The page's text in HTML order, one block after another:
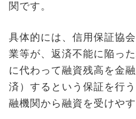
関です。
具体的には、信用保証協
業等が、返済不能に陥っ
に代わって融資残高を金
済）するという保証を行
融機関から融資を受けや